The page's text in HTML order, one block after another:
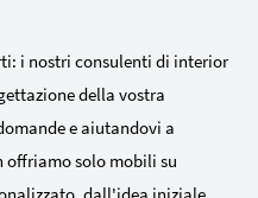
i nostri consulenti di interior
della vostra
e aiutandovi a
offriamo solo mobili su